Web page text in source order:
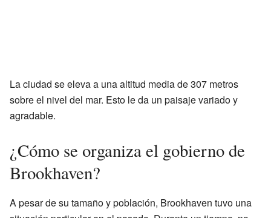
La ciudad se eleva a una altitud media de 307 metros
sobre el nivel del mar. Esto le da un paisaje variado y
agradable.
¿Cómo se organiza el gobierno de
Brookhaven?
A pesar de su tamaño y población, Brookhaven tuvo una